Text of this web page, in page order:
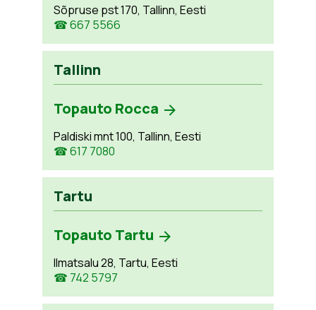
Sõpruse pst 170, Tallinn, Eesti
☎ 667 5566
Tallinn
Topauto Rocca
Paldiski mnt 100, Tallinn, Eesti
☎ 617 7080
Tartu
Topauto Tartu
Ilmatsalu 28, Tartu, Eesti
☎ 742 5797